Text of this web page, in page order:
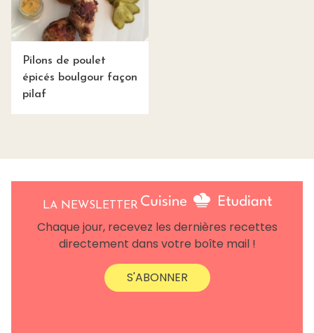
Pilons de poulet
épicés boulgour façon
pilaf
LA NEWSLETTER
Chaque jour, recevez les dernières recettes
directement dans votre boîte mail !
S'ABONNER